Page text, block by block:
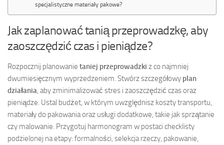
specjalistyczne materiały pakowe?
Jak zaplanować tanią przeprowadzkę, aby
zaoszczędzić czas i pieniądze?
Rozpocznij planowanie taniej przeprowadzki z co najmniej
dwumiesięcznym wyprzedzeniem. Stwórz szczegółowy plan
działania , aby zminimalizować stres i zaoszczędzić czas oraz
pieniądze. Ustal budżet, w którym uwzględnisz koszty transportu,
materiały do pakowania oraz usługi dodatkowe, takie jak sprzątanie
czy malowanie. Przygotuj harmonogram w postaci checklisty
podzielonej na etapy: formalności, selekcja rzeczy, pakowanie,